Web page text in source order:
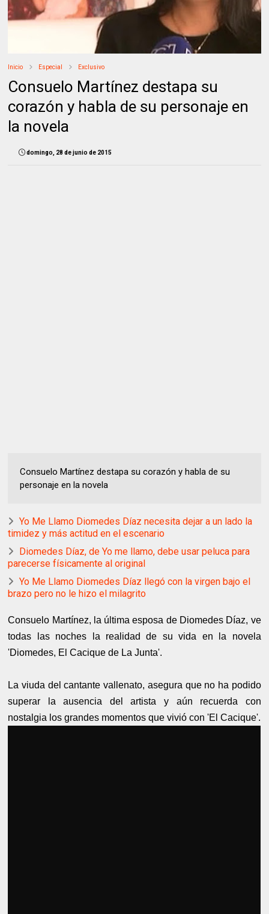
Inicio Especial Exclusivo
Consuelo Martínez destapa su
corazón y habla de su personaje en
la novela
domingo, 28 de junio de 2015
Consuelo Martínez destapa su corazón y habla de su
personaje en la novela
Yo Me Llamo Diomedes Díaz necesita dejar a un lado la
timidez y más actitud en el escenario
Diomedes Díaz, de Yo me llamo, debe usar peluca para
parecerse físicamente al original
Yo Me Llamo Diomedes Díaz llegó con la virgen bajo el
brazo pero no le hizo el milagrito
Consuelo Martínez, la última esposa de Diomedes Díaz, ve
todas las noches la realidad de su vida en la novela
'Diomedes, El Cacique de La Junta'.
La viuda del cantante vallenato, asegura que no ha podido
superar la ausencia del artista y aún recuerda con
nostalgia los grandes momentos que vivió con 'El Cacique'.